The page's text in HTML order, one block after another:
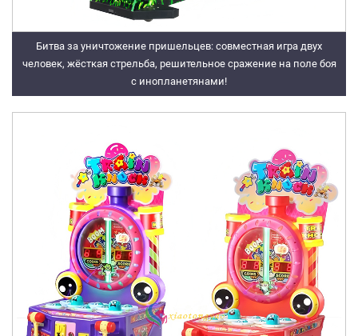
Битва за уничтожение пришельцев: совместная игра двух
человек, жёсткая стрельба, решительное сражение на поле боя
с инопланетянами!